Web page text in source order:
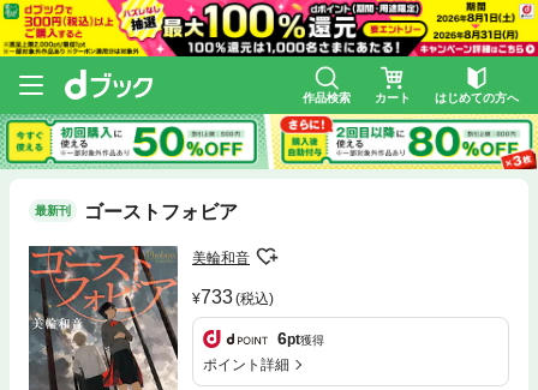
作品検索 カート はじめての方へ
最新刊 ゴーストフォビア
美輪和音
733(税込)
6pt獲得
ポイント詳細